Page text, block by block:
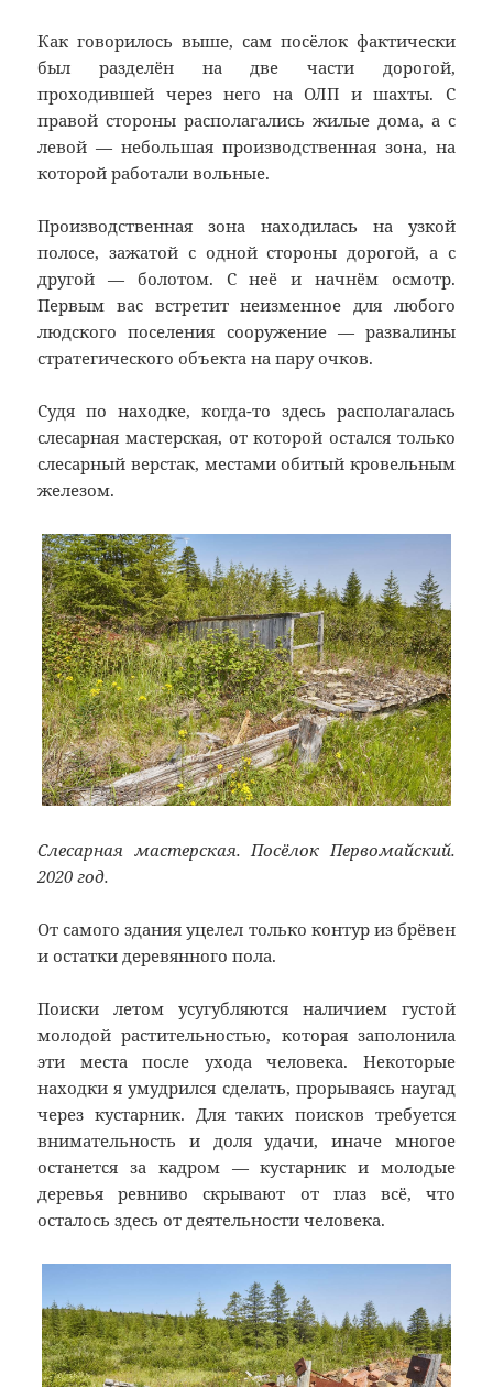
Как говорилось выше, сам посёлок фактически
был разделён на две части дорогой,
проходившей через него на ОЛП и шахты. С
правой стороны располагались жилые дома, а с
левой — небольшая производственная зона, на
которой работали вольные.
Производственная зона находилась на узкой
полосе, зажатой с одной стороны дорогой, а с
другой — болотом. С неё и начнём осмотр.
Первым вас встретит неизменное для любого
людского поселения сооружение — развалины
стратегического объекта на пару очков.
Судя по находке, когда-то здесь располагалась
слесарная мастерская, от которой остался только
слесарный верстак, местами обитый кровельным
железом.
Слесарная мастерская. Посёлок Первомайский.
2020 год.
От самого здания уцелел только контур из брёвен
и остатки деревянного пола.
Поиски летом усугубляются наличием густой
молодой растительностью, которая заполонила
эти места после ухода человека. Некоторые
находки я умудрился сделать, прорываясь наугад
через кустарник. Для таких поисков требуется
внимательность и доля удачи, иначе многое
останется за кадром — кустарник и молодые
деревья ревниво скрывают от глаз всё, что
осталось здесь от деятельности человека.